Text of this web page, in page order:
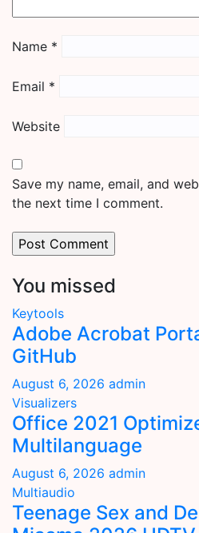
Name *
Email *
Website
Save my name, email, and
the next time I comment.
You missed
Keytools
Adobe Acrobat
GitHub
August 6, 2026 admin
Visualizers
Office 2021
Multilanguage
August 6, 2026 admin
Multiaudio
Teenage Sex and